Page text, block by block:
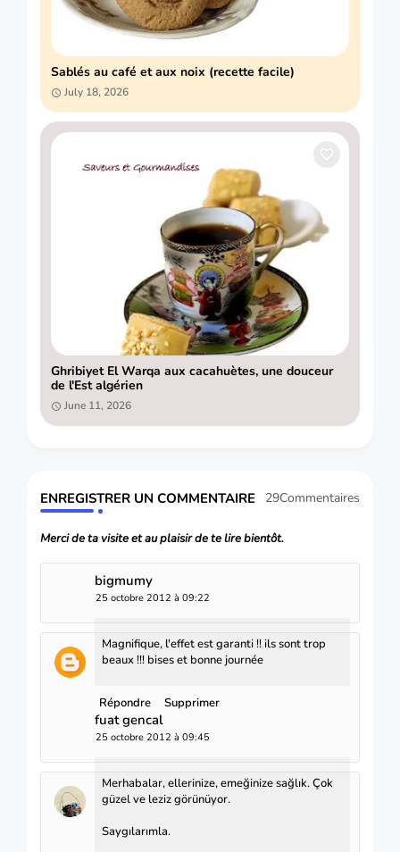
Sablés au café et aux noix (recette facile)
July 18, 2026
Ghribiyet El Warqa aux cacahuètes, une douceur
de l'Est algérien
June 11, 2026
ENREGISTRER UN COMMENTAIRE 29Commentaires
Merci de ta visite et au plaisir de te lire bientôt.
bigmumy
25 octobre 2012 à 09:22
Magnifique, l'effet est garanti !! ils sont trop
beaux !!! bises et bonne journée
Répondre Supprimer
fuat gencal
25 octobre 2012 à 09:45
Merhabalar, ellerinize, emeğinize sağlık. Çok
güzel ve leziz görünüyor.
Saygılarımla.